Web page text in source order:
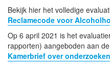
Bekijk hier het volledige
Reclamecode voor
Op 6 april 2021 is het
rapporten) aangeboden aan
Kamerbrief over